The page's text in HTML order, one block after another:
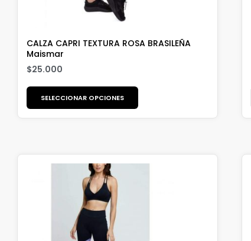
CALZA CAPRI TEXTURA ROSA BRASILEÑA
Maismar
$25.000
SELECCIONAR OPCIONES